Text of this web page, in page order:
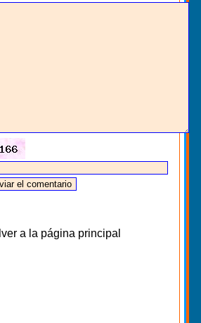
a la página principal